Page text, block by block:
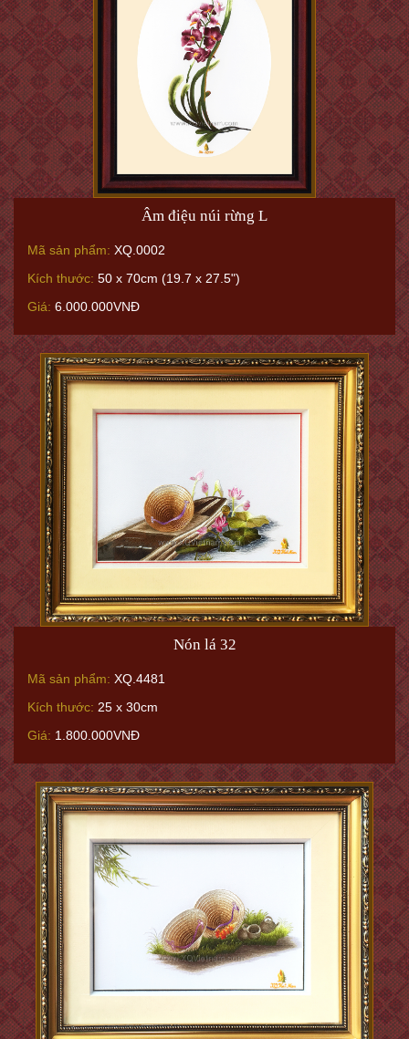
Âm điệu núi rừng L
Mã sản phẩm: XQ.0002
Kích thước: 50 x 70cm (19.7 x 27.5")
Giá: 6.000.000VNĐ
Nón lá 32
Mã sản phẩm: XQ.4481
Kích thước: 25 x 30cm
Giá: 1.800.000VNĐ